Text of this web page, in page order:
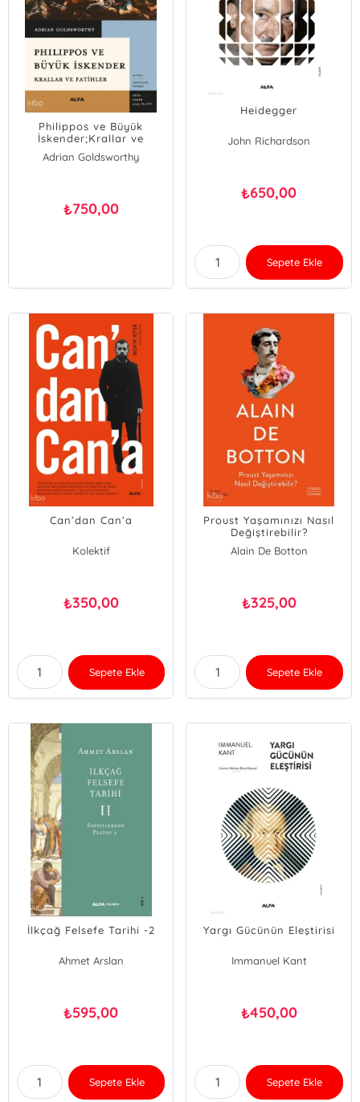
Philippos ve Büyük
İskender;Krallar ve
Fatihler
Adrian Goldsworthy
₺750,00
Heidegger
John Richardson
₺650,00
Sepete Ekle
Can’dan Can’a
Kolektif
₺350,00
Sepete Ekle
Proust Yaşamınızı Nasıl
Değiştirebilir?
Alain De Botton
₺325,00
Sepete Ekle
İlkçağ Felsefe Tarihi -2
Ahmet Arslan
₺595,00
Sepete Ekle
Yargı Gücünün Eleştirisi
Immanuel Kant
₺450,00
Sepete Ekle